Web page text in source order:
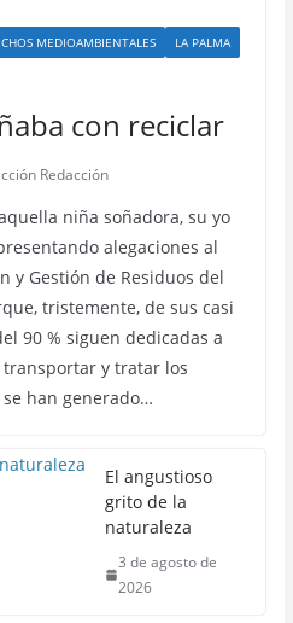
MEDIOAMBIENTALES
LA PALMA
con reciclar
Redacción
niña soñadora, su yo
alegaciones al
y Gestión de Residuos del
tristemente, de sus casi
90 % siguen dedicadas a
y tratar los
han generado…
El angustioso
grito de la
naturaleza
3 de agosto de
2026